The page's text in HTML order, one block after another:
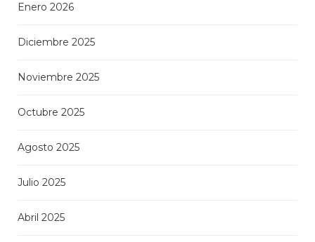
Enero 2026
Diciembre 2025
Noviembre 2025
Octubre 2025
Agosto 2025
Julio 2025
Abril 2025